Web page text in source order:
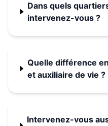
Dans quels
intervenez-vous ?
Quelle différence
et auxiliaire de vie ?
Intervenez-vous